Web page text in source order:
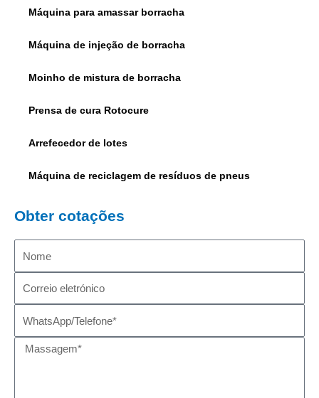
Máquina para amassar borracha
Máquina de injeção de borracha
Moinho de mistura de borracha
Prensa de cura Rotocure
Arrefecedor de lotes
Máquina de reciclagem de resíduos de pneus
Obter cotações